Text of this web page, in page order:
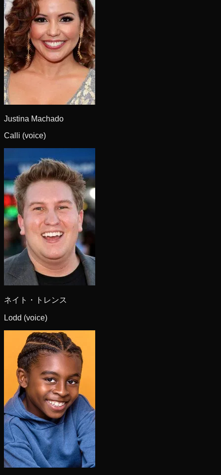
Justina Machado
Calli (voice)
ネイト・トレンス
Lodd (voice)